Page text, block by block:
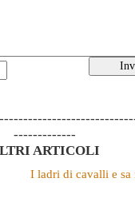
-------------
ARTICOLI
I ladri di cavalli e sa